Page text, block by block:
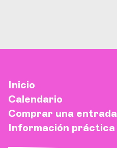
Inicio
Calendario
Comprar una entrada
Información práctica